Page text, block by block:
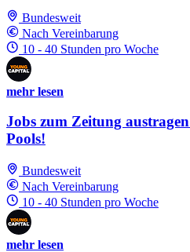
Bundesweit
Nach Vereinbarung
10 - 40 Stunden pro Woche
mehr lesen
Jobs zum Zeitung
Pools!
Bundesweit
Nach Vereinbarung
10 - 40 Stunden pro Woche
mehr lesen